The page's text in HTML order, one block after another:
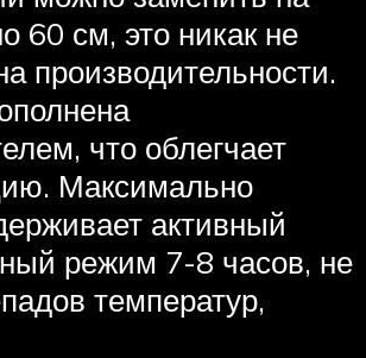
60 см, это никак не
производительности.
что облегчает
Максимально
активный
режим 7-8 часов, не
температур,